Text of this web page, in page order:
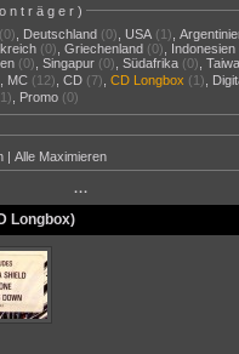
)
(0) Deutschland (0) USA (1) ,
(0) ,Griechenland (0) Indonesien
(0) ,Singapur (0) ,Südafrika (0) ,
MC (12) ,CD (7) ,CD Longbox (1)
Promo (0)
|Alle Maximieren
···
Longbox)